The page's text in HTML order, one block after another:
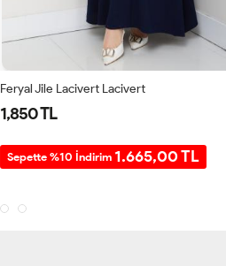
Feryal Jile Lacivert Lacivert
1,850 TL
Sepette %10 İndirim 1.665,00 TL